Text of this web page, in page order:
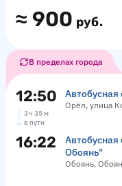
≈ 900 руб.
В пределах города
12:50 Орёл, улица
3 ч 35 м
в пути
16:22
Автобусная
Обоянь"
Обоянь,